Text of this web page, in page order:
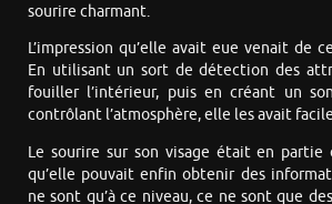
sourire charmant.
L’impression qu’elle avait eue venait de
En utilisant un sort de détection des
fouiller l’intérieur, puis en créant un
contrôlant l’atmosphère, elle les avait
Le sourire sur son visage était en partie
qu’elle pouvait enfin obtenir des
ne sont qu’à ce niveau, ce ne sont que